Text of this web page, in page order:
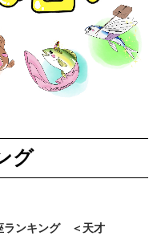
グ
ランキング ＜天才